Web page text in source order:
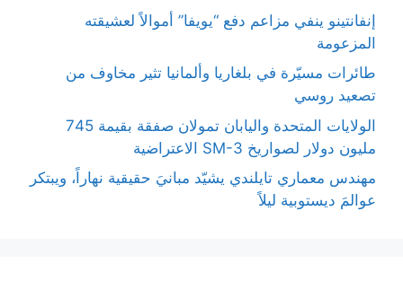
إنفانتينو ينفي مزاعم دفع “يويفا” أموالاً لعشيقته
المزعومة
طائرات مسيّرة في بلغاريا وألمانيا تثير مخاوف من
تصعيد روسي
الولايات المتحدة واليابان تمولان صفقة بقيمة 745
مليون دولار لصواريخ SM-3 الاعتراضية
مهندس معماري تايلندي يشيّد مبانيَ حقيقية نهاراً، ويبتكر
عوالمَ ديستوبية ليلاً